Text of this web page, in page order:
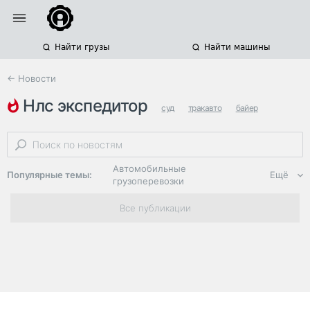
Найти грузы Найти машины
← Новости
нлс экспедитор суд тракавто байер
Популярные темы:
Автомобильные
грузоперевозки
Региональная
логистика
Ещё
Все публикации